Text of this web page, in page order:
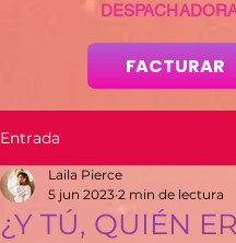
FACTURAR
Entrada
¿Y TÚ, QUIÉN
Laila Pierce
5 jun 2023 2 min de lectura